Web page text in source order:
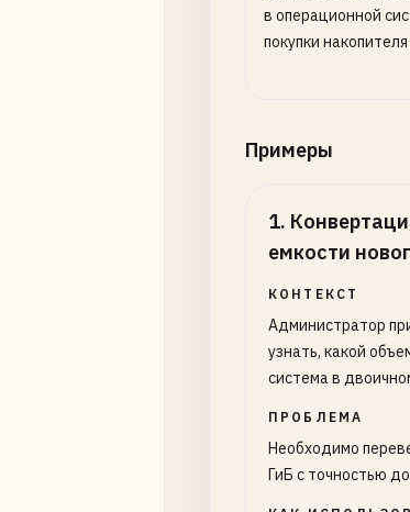
в операционной
покупки
Примеры
1.
емкости
КОНТЕКСТ
Администратор
узнать, какой
система в
ПРОБЛЕМА
Необходимо
ГиБ с точностью